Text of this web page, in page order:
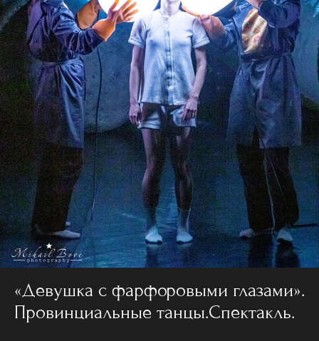
«Девушка с фарфоровыми глазами».
Провинциальные танцы.Спектакль.